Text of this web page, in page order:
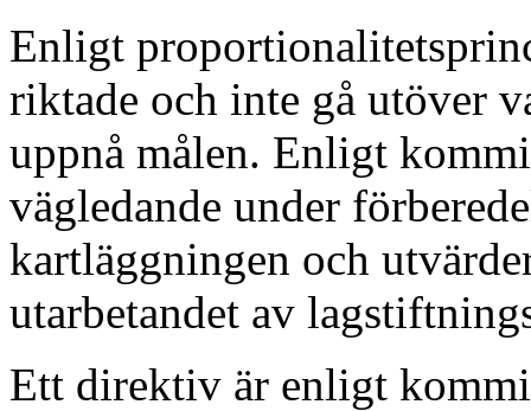
Enligt
riktade och inte gå utöver
uppnå målen. Enligt
vägledande under
kartläggningen och
utarbetandet av
Ett direktiv är enligt